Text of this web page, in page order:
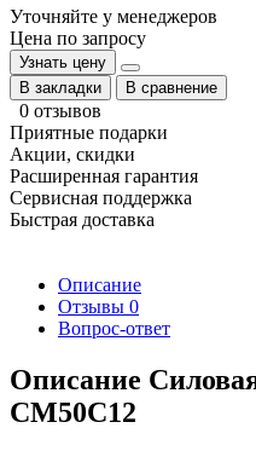
Уточняйте у менеджеров
Цена по запросу
Узнать цену
В закладки
В сравнение
0 отзывов
Приятные подарки
Акции, скидки
Расширенная гарантия
Сервисная поддержка
Быстрая доставка
Описание
Отзывы 0
Вопрос-ответ
Описание
CM50C12